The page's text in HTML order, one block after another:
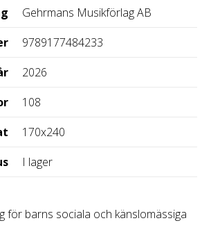
Gehrmans Musikförlag AB
9789177484233
2026
108
170x240
I lager
för barns sociala och känslomässiga